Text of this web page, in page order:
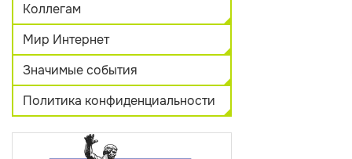
Коллегам
Мир Интернет
Значимые события
Политика конфиденциальности